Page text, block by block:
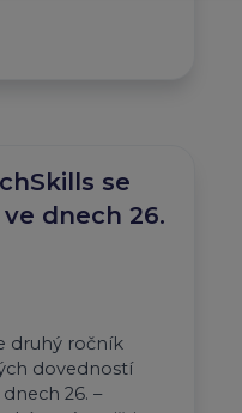
se
dnech 26.
druhý ročník
dovedností
26. –